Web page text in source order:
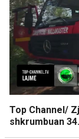
Top Channel/
shkrumbuan